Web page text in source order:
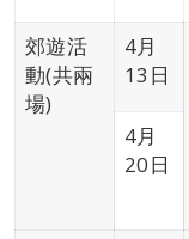
郊遊活
動(共兩
場)
4月
13日
4月
20日